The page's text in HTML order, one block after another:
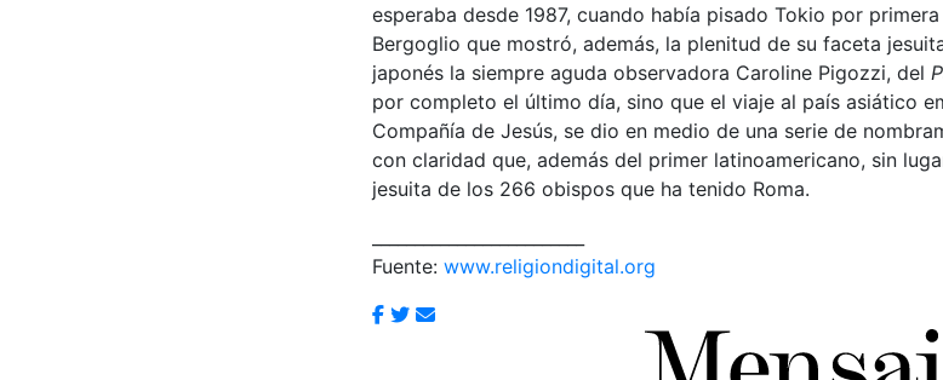
esperaba desde 1987, cuando había pisado Tokio por
Bergoglio que mostró, además, la plenitud de su faceta
japonés la siempre aguda observadora Caroline Pigozzi, del
por completo el último día, sino que el viaje al país asiático
Compañía de Jesús, se dio en medio de una serie de
con claridad que, además del primer latinoamericano, sin
jesuita de los 266 obispos que ha tenido Roma.
Fuente: www.religiondigital.org